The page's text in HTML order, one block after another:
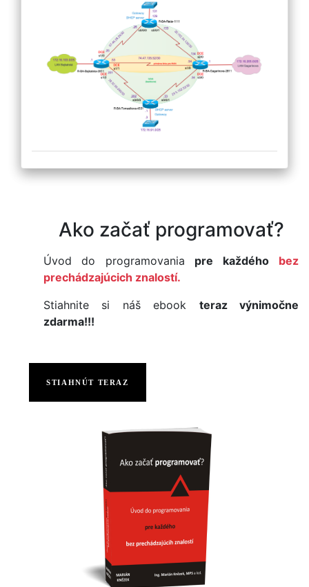
Ako začať programovať?
Úvod do programovania pre každého
bez
prechádzajúcich znalostí.
Stiahnite si náš ebook teraz výnimočne
zdarma!!!
STIAHNÚT TERAZ